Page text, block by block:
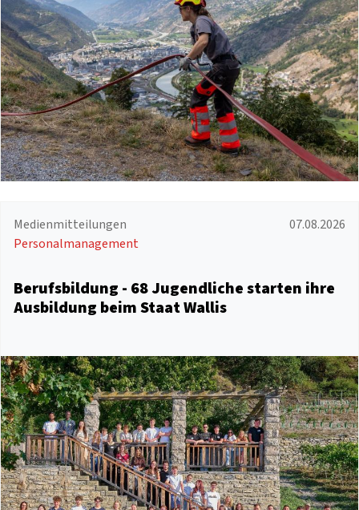
Medienmitteilungen
07.08.2026
Personalmanagement
Berufsbildung - 68 Jugendliche starten ihre
Ausbildung beim Staat Wallis